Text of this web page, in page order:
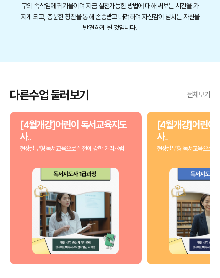
구의 속삭임에 귀기울이며 지금 실천가능한 방법에 대해 써보는 시간을 가
지게 되고, 충분한 칭찬을 통해 존중받고 배려하며 자신감이 넘치는 자신을
발견하게 될 것입니다.
다른수업 둘러보기 전체보기
[4월개강]어린이 독서교육지도
사..
현장실무형 독서교육으로 실전에 강한 커리큘럼
[4월개강]어린이
사..
현장실무형 독서교육으로